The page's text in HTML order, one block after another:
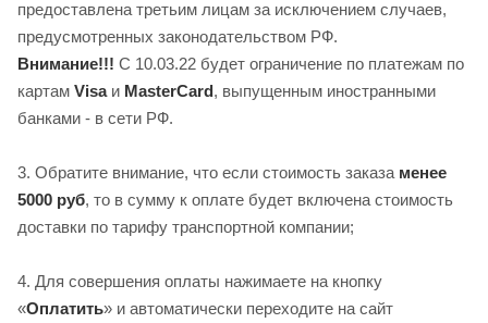
предоставлена третьим лицам за исключением случаев,
предусмотренных законодательством РФ.
Внимание!!! С 10.03.22 будет ограничение по платежам по
картам Visaи MasterCard, выпущенным иностранными
банками - в сети РФ.
3. Обратите внимание, что если стоимость заказа менее
5000 руб, то в сумму к оплате будет включена стоимость
доставки по тарифу транспортной компании;
4. Для совершения оплаты нажимаете на кнопку
«Оплатить» и автоматически переходите на сайт